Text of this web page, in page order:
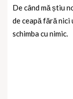
De când mă știu
de ceapă fără nici
schimba cu nimic.